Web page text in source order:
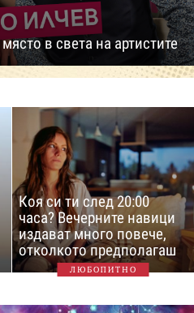
в света на артистите
Коя си ти след 20:00
часа? Вечерните навици
издават много повече,
отколкото предполагаш
ЛЮБОПИТНО